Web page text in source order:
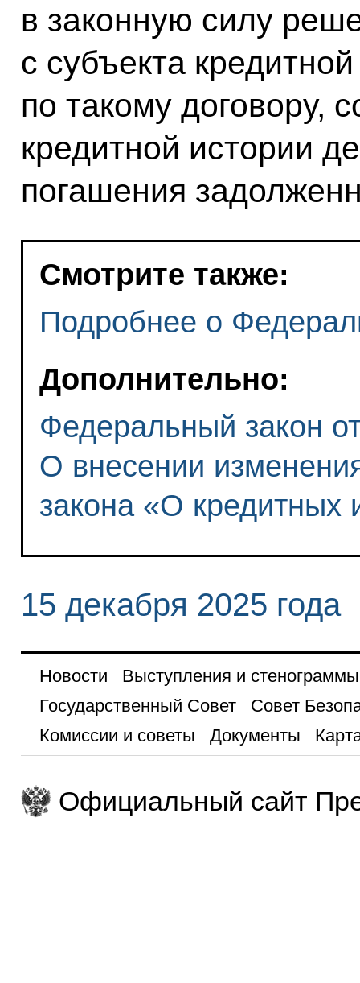
в законную силу
с субъекта
по такому договору,
кредитной истории
погашения
Смотрите также:
Подробнее о
Дополнительно:
Федеральный закон
О внесении
закона «О кредитных
15 декабря 2025 года
Новости
Выступления и стенограммы
Государственный Совет
Совет
Комиссии и советы
Документы
Официальный сайт